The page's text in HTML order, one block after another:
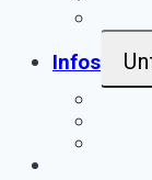
Infos